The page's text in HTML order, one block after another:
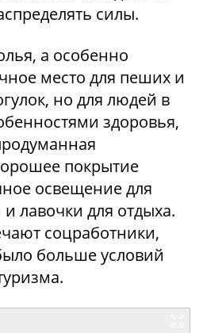
силы.
а особенно
место для пеших и
но для людей в
здоровья,
покрытие
освещение для
лавочки для отдыха.
соцработники,
больше условий